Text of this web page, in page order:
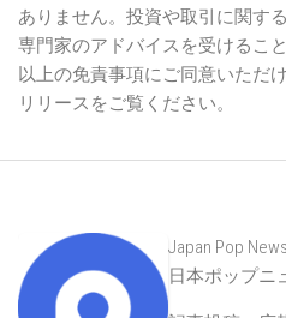
ありません。投資や取引に関す
専門家のアドバイスを受けるこ
以上の免責事項にご同意いただ
リリースをご覧ください。
Japan Pop News
日本ポップニ